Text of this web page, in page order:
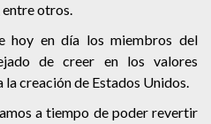
entre otros.
hoy en día los miembros del
de creer en los valores
creación de Estados Unidos.
a tiempo de poder revertir